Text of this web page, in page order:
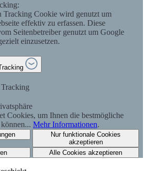
Tracking Cookie wird genutzt um
effektiv zu erfassen. Diese
Seitenbetreiber genutzt um Google
einzusetzen.
Cookies, um Ihnen die bestmögliche
Mehr Informationen.
Nur funktionale Cookies
akzeptieren
Alle Cookies akzeptieren